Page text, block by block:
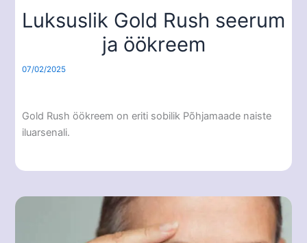
Luksuslik Gold Rush seerum
ja öökreem
07/02/2025
Gold Rush öökreem on eriti sobilik Põhjamaade naiste
iluarsenali.